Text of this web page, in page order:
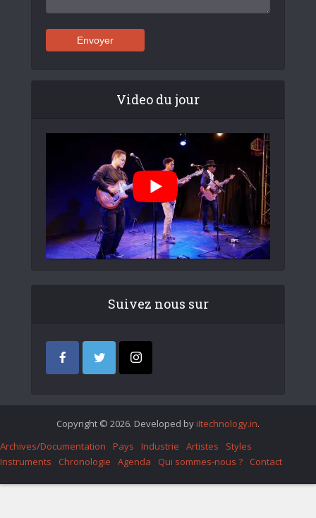
Video du jour
Suivez nous sur
Copyright © 2026. Developed by iItechnology.in.
Archives/Documentation
Pays Industrie Artistes
Styles
Instruments
Chronologie Agenda Qui sommes-nous ? Contact